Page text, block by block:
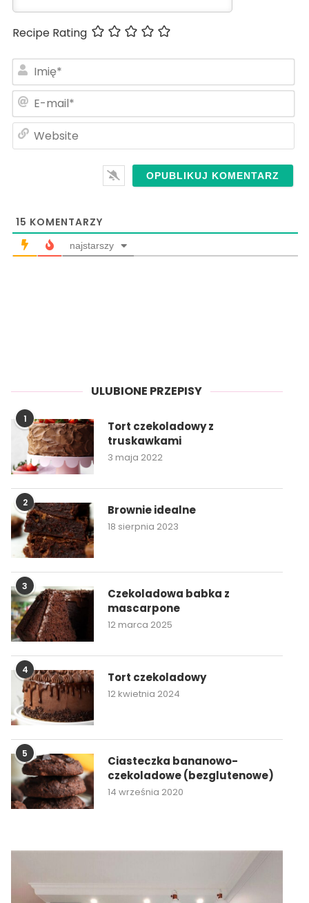
Recipe Rating
15 KOMENTARZY
najstarszy
ULUBIONE PRZEPISY
1
Tort czekoladowy z
truskawkami
3 maja 2022
2 Brownie idealne
18 sierpnia 2023
3
Czekoladowa babka z
mascarpone
12 marca 2025
4 Tort czekoladowy
12 kwietnia 2024
5
Ciasteczka bananowo-
czekoladowe (bezglutenowe)
14 września 2020